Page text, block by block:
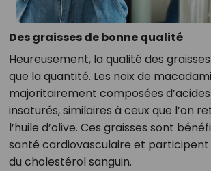
Des graisses de bonne qualité
Heureusement, la qualité des
que la quantité. Les noix de
majoritairement composées
insaturés, similaires à ceux que l’on
l’huile d’olive. Ces graisses sont
santé cardiovasculaire et participent
du cholestérol sanguin.